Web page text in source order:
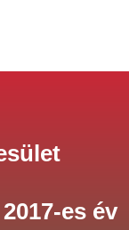
es év